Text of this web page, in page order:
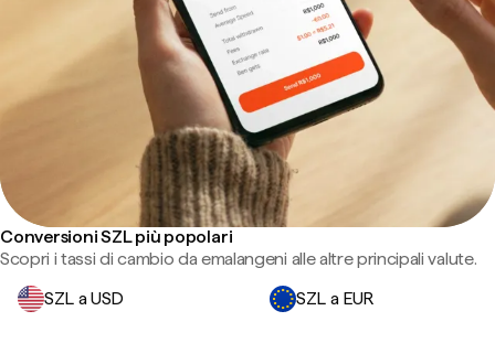
Conversioni SZL più popolari
Scopri i tassi di cambio da emalangeni alle altre principali valute.
SZL a USD
SZL a EUR